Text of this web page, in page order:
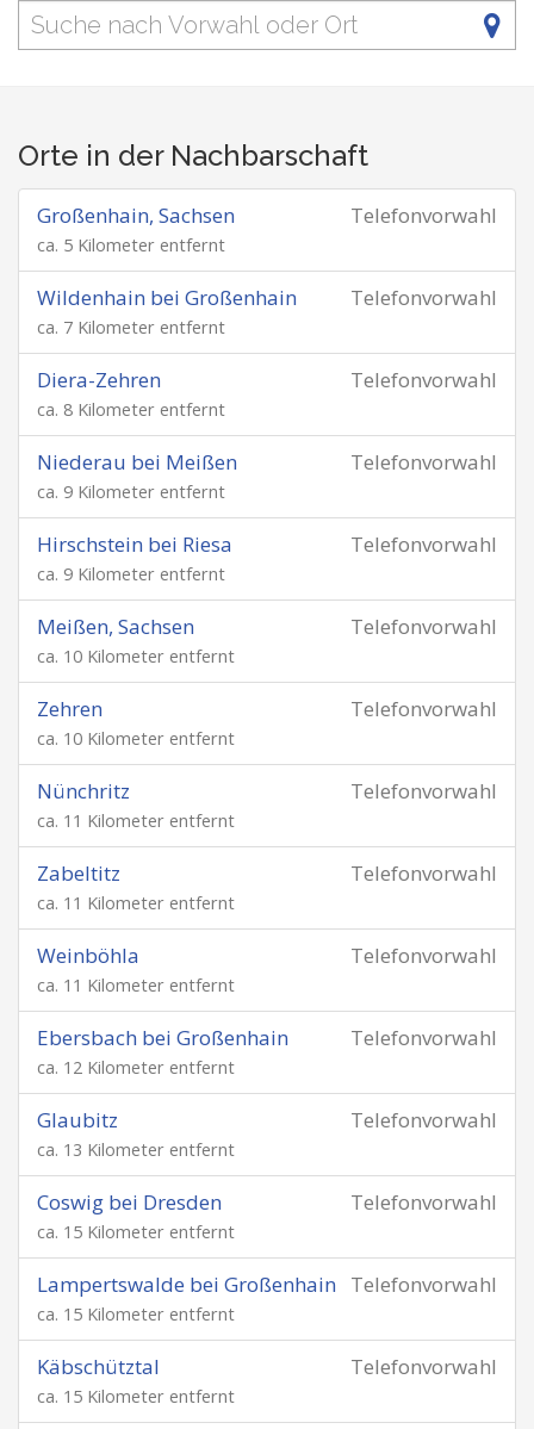
Orte in der Nachbarschaft
Telefonvorwahl
Großenhain, Sachsen
ca. 5 Kilometer entfernt
Telefonvorwahl
Wildenhain bei Großenhain
ca. 7 Kilometer entfernt
Telefonvorwahl
Diera-Zehren
ca. 8 Kilometer entfernt
Telefonvorwahl
Niederau bei Meißen
ca. 9 Kilometer entfernt
Telefonvorwahl
Hirschstein bei Riesa
ca. 9 Kilometer entfernt
Telefonvorwahl
Meißen, Sachsen
ca. 10 Kilometer entfernt
Telefonvorwahl
Zehren
ca. 10 Kilometer entfernt
Telefonvorwahl
Nünchritz
ca. 11 Kilometer entfernt
Telefonvorwahl
Zabeltitz
ca. 11 Kilometer entfernt
Telefonvorwahl
Weinböhla
ca. 11 Kilometer entfernt
Telefonvorwahl
Ebersbach bei Großenhain
ca. 12 Kilometer entfernt
Telefonvorwahl
Glaubitz
ca. 13 Kilometer entfernt
Telefonvorwahl
Coswig bei Dresden
ca. 15 Kilometer entfernt
Telefonvorwahl
Lampertswalde bei Großenhain
ca. 15 Kilometer entfernt
Telefonvorwahl
Käbschütztal
ca. 15 Kilometer entfernt